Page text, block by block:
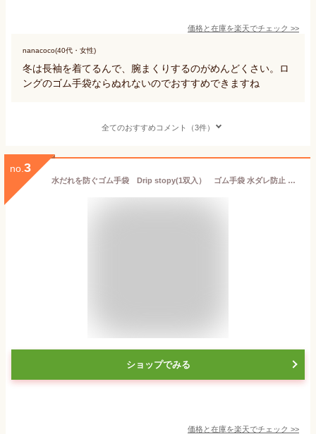
価格と在庫を楽天でチェック >>
nanacoco(40代・女性)
冬は長袖を着てるんで、腕まくりするのがめんどくさい。ロ
ングのゴム手袋ならぬれないのでおすすめできますね
全てのおすすめコメント（3件）
no. 3
水だれを防ぐゴム手袋 Drip stopy(1双入） ゴム手袋 水ダレ防止 使いやすい 手荒れ 大掃除 食器洗い お風呂掃除 バス 天然ゴム 台所 洗面所 皿洗い 洗剤 汚れにくい エンボス加工 シンプル すべりにくい 水滴キャッチ
ショップでみる
価格と在庫を楽天でチェック >>